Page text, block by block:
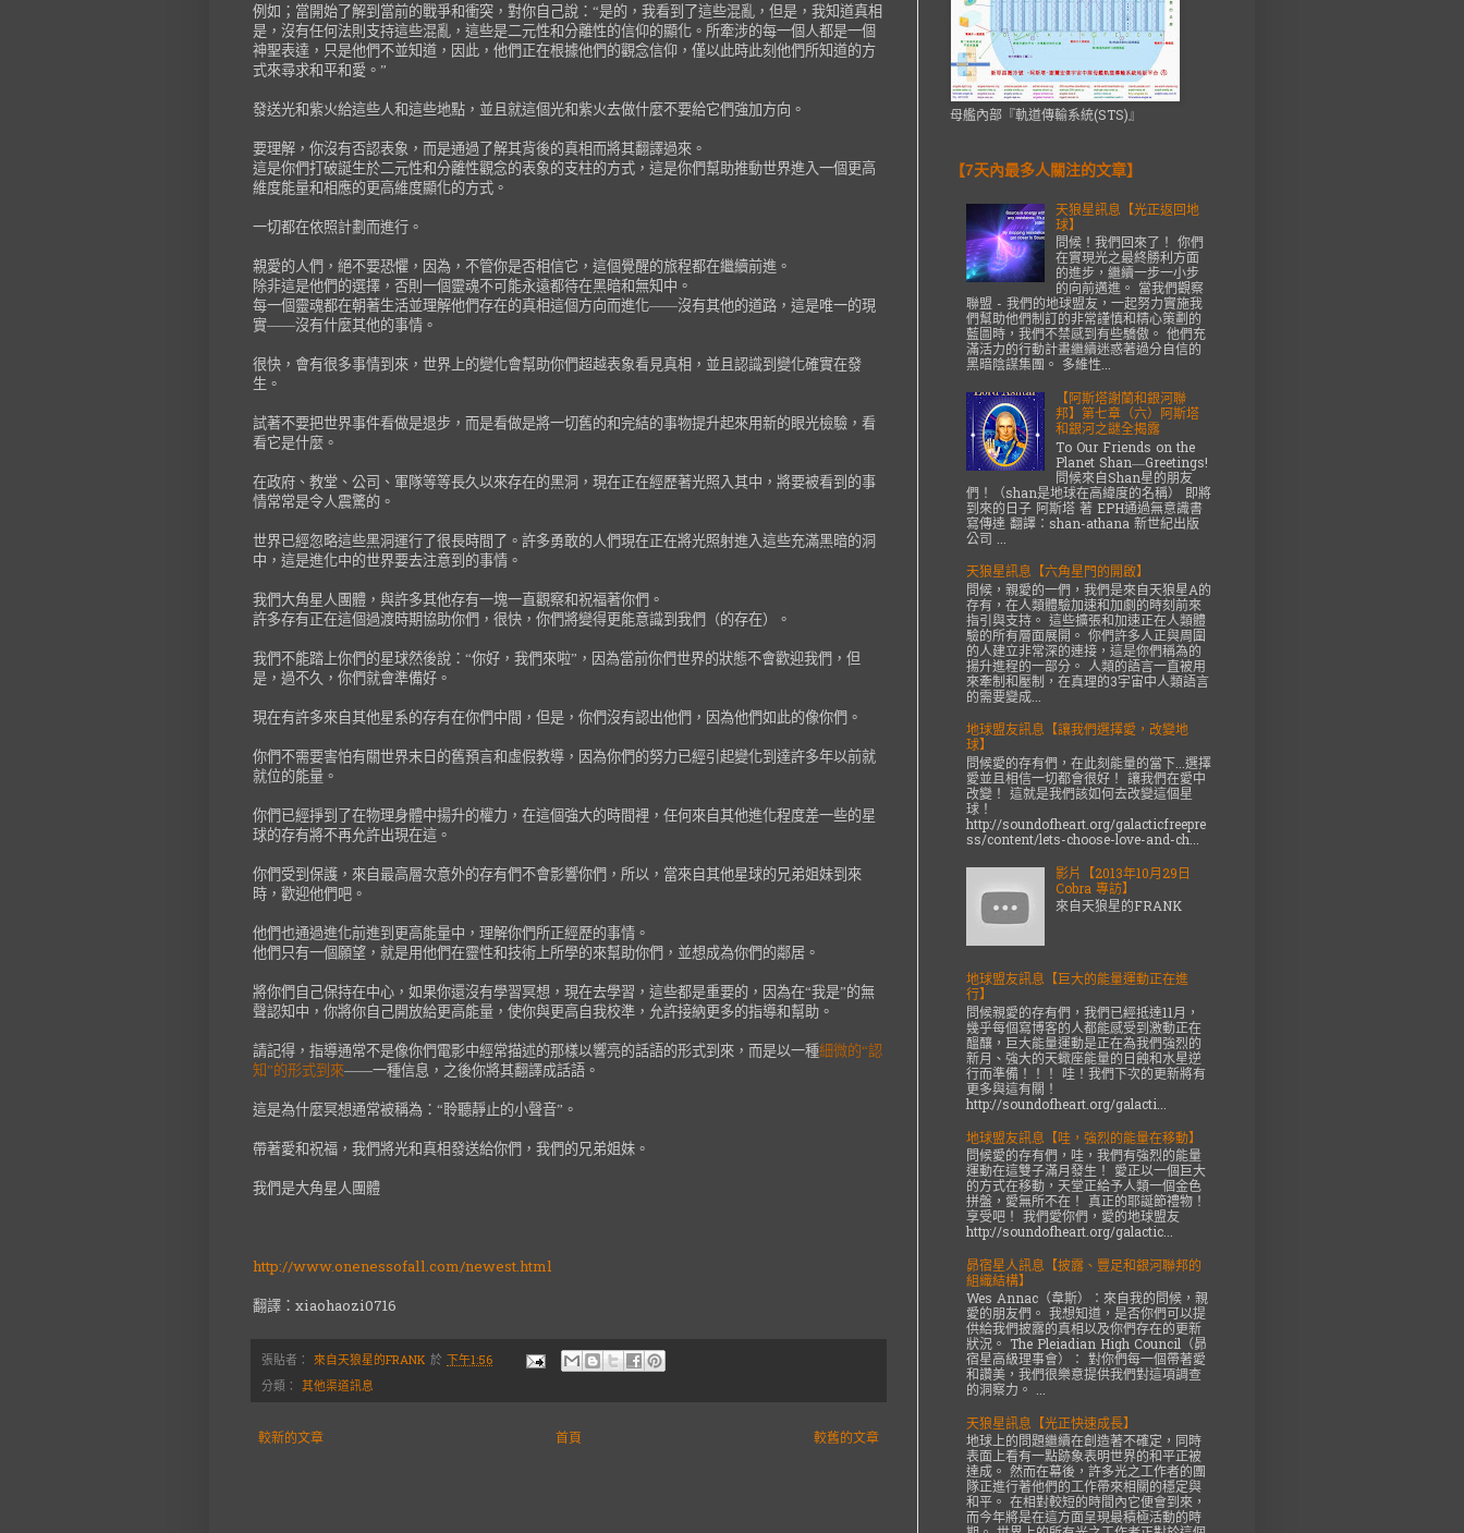
例如；當開始了解到當前的戰爭和衝突，對你自己說：“是的，我看到了這些混亂，但是，我知道真相
是，沒有任何法則支持這些混亂，這些是二元性和分離性的信仰的顯化。所牽涉的每一個人都是一個
神聖表達，只是他們不並知道，因此，他們正在根據他們的觀念信仰，僅以此時此刻他們所知道的方
式來尋求和平和愛。”
發送光和紫火給這些人和這些地點，並且就這個光和紫火去做什麼不要給它們強加方向。
要理解，你沒有否認表象，而是通過了解其背後的真相而將其翻譯過來。
這是你們打破誕生於二元性和分離性觀念的表象的支柱的方式，這是你們幫助推動世界進入一個更高
維度能量和相應的更高維度顯化的方式。
一切都在依照計劃而進行。
親愛的人們，絕不要恐懼，因為，不管你是否相信它，這個覺醒的旅程都在繼續前進。
除非這是他們的選擇，否則一個靈魂不可能永遠都待在黑暗和無知中。
每一個靈魂都在朝著生活並理解他們存在的真相這個方向而進化——沒有其他的道路，這是唯一的現
實——沒有什麼其他的事情。
很快，會有很多事情到來，世界上的變化會幫助你們超越表象看見真相，並且認識到變化確實在發
生。
試著不要把世界事件看做是退步，而是看做是將一切舊的和完結的事物提升起來用新的眼光檢驗，看
看它是什麼。
在政府、教堂、公司、軍隊等等長久以來存在的黑洞，現在正在經歷著光照入其中，將要被看到的事
情常常是令人震驚的。
世界已經忽略這些黑洞運行了很長時間了。許多勇敢的人們現在正在將光照射進入這些充滿黑暗的洞
中，這是進化中的世界要去注意到的事情。
我們大角星人團體，與許多其他存有一塊一直觀察和祝福著你們。
許多存有正在這個過渡時期協助你們，很快，你們將變得更能意識到我們（的存在）。
我們不能踏上你們的星球然後說：“你好，我們來啦”，因為當前你們世界的狀態不會歡迎我們，但
是，過不久，你們就會準備好。
現在有許多來自其他星系的存有在你們中間，但是，你們沒有認出他們，因為他們如此的像你們。
你們不需要害怕有關世界末日的舊預言和虛假教導，因為你們的努力已經引起變化到達許多年以前就
就位的能量。
你們已經掙到了在物理身體中揚升的權力，在這個強大的時間裡，任何來自其他進化程度差一些的星
球的存有將不再允許出現在這。
你們受到保護，來自最高層次意外的存有們不會影響你們，所以，當來自其他星球的兄弟姐妹到來
時，歡迎他們吧。
他們也通過進化前進到更高能量中，理解你們所正經歷的事情。
他們只有一個願望，就是用他們在靈性和技術上所學的來幫助你們，並想成為你們的鄰居。
將你們自己保持在中心，如果你還沒有學習冥想，現在去學習，這些都是重要的，因為在“我是”的無
聲認知中，你將你自己開放給更高能量，使你與更高自我校準，允許接納更多的指導和幫助。
請記得，指導通常不是像你們電影中經常描述的那樣以響亮的話語的形式到來，而是以一種細微的“認
知”的形式到來——一種信息，之後你將其翻譯成話語。
這是為什麼冥想通常被稱為：“聆聽靜止的小聲音”。
帶著愛和祝福，我們將光和真相發送給你們，我們的兄弟姐妹。
我們是大角星人團體
http://www.onenessofall.com/newest.html
翻譯：xiaohaozi0716
張貼者： 來自天狼星的FRANK 於 下午1:56
分類： 其他渠道訊息
較新的文章 較舊的文章
首頁
母艦內部『軌道傳輸系統(STS)』
【7天內最多人關注的文章】
天狼星訊息【光正返回地
球】
問候！我們回來了！ 你們
在實現光之最終勝利方面
的進步，繼續一步一小步
的向前邁進。 當我們觀察
聯盟 - 我們的地球盟友，一起努力實施我
們幫助他們制訂的非常謹慎和精心策劃的
藍圖時，我們不禁感到有些驕傲。 他們充
滿活力的行動計畫繼續迷惑著過分自信的
黑暗陰謀集團。 多維性...
【阿斯塔謝蘭和銀河聯
邦】第七章（六）阿斯塔
和銀河之謎全揭露
To Our Friends on the
Planet Shan—Greetings!
問候來自Shan星的朋友
們！（shan是地球在高緯度的名稱） 即將
到來的日子 阿斯塔 著 EPH通過無意識書
寫傳達 翻譯：shan-athana 新世紀出版
公司 ...
天狼星訊息【六角星門的開啟】
問候，親愛的一們，我們是來自天狼星A的
存有，在人類體驗加速和加劇的時刻前來
指引與支持。 這些擴張和加速正在人類體
驗的所有層面展開。 你們許多人正與周圍
的人建立非常深的連接，這是你們稱為的
揚升進程的一部分。 人類的語言一直被用
來牽制和壓制，在真理的3宇宙中人類語言
的需要變成...
地球盟友訊息【讓我們選擇愛，改變地
球】
問候愛的存有們，在此刻能量的當下...選擇
愛並且相信一切都會很好！ 讓我們在愛中
改變！ 這就是我們該如何去改變這個星
球！
http://soundofheart.org/galacticfreepre
ss/content/lets-choose-love-and-ch...
影片【2013年10月29日
Cobra 專訪】
來自天狼星的FRANK
地球盟友訊息【巨大的能量運動正在進
行】
問候親愛的存有們，我們已經抵達11月，
幾乎每個寫博客的人都能感受到激動正在
醞釀，巨大能量運動是正在為我們強烈的
新月、強大的天蠍座能量的日蝕和水星逆
行而準備！！！ 哇！我們下次的更新將有
更多與這有關！
http://soundofheart.org/galacti...
地球盟友訊息【哇，強烈的能量在移動】
問候愛的存有們，哇，我們有強烈的能量
運動在這雙子滿月發生！ 愛正以一個巨大
的方式在移動，天堂正給予人類一個金色
拼盤，愛無所不在！ 真正的耶誕節禮物！
享受吧！ 我們愛你們，愛的地球盟友
http://soundofheart.org/galactic...
昴宿星人訊息【披露、豐足和銀河聯邦的
組織結構】
Wes Annac（韋斯）：來自我的問候，親
愛的朋友們。 我想知道，是否你們可以提
供給我們披露的真相以及你們存在的更新
狀況。 The Pleiadian High Council（昴
宿星高級理事會）： 對你們每一個帶著愛
和讚美，我們很樂意提供我們對這項調查
的洞察力。 ...
天狼星訊息【光正快速成長】
地球上的問題繼續在創造著不確定，同時
表面上看有一點跡象表明世界的和平正被
達成。 然而在幕後，許多光之工作者的團
隊正進行著他們的工作帶來相關的穩定與
和平。 在相對較短的時間內它便會到來，
而今年將是在這方面呈現最積極活動的時